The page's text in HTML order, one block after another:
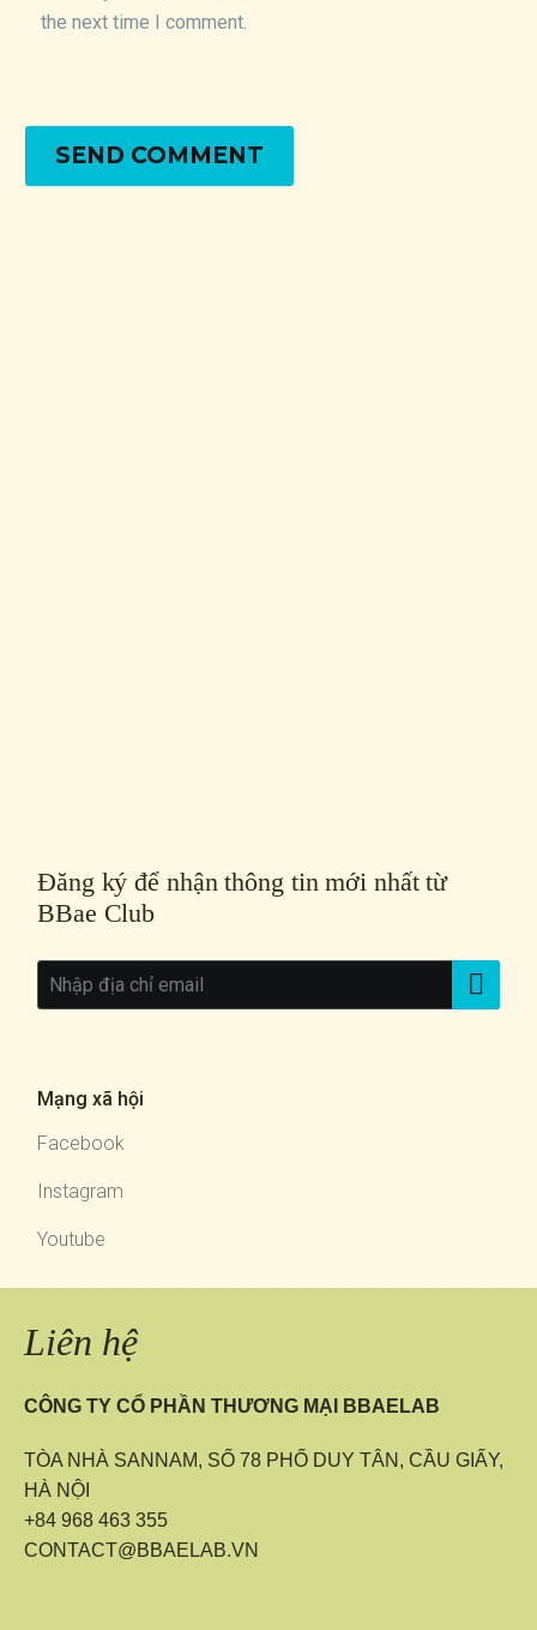
the next time I comment.
SEND COMMENT
Đăng ký để nhận thông tin mới nhất từ
BBae Club
Mạng xã hội
Facebook
Instagram
Youtube
Liên hệ
CÔNG TY CỔ PHẦN THƯƠNG MẠI BBAELAB
TÒA NHÀ SANNAM, SỐ 78 PHỐ DUY TÂN, CẦU GIẤY,
HÀ NỘI
+84 968 463 355
CONTACT@BBAELAB.VN